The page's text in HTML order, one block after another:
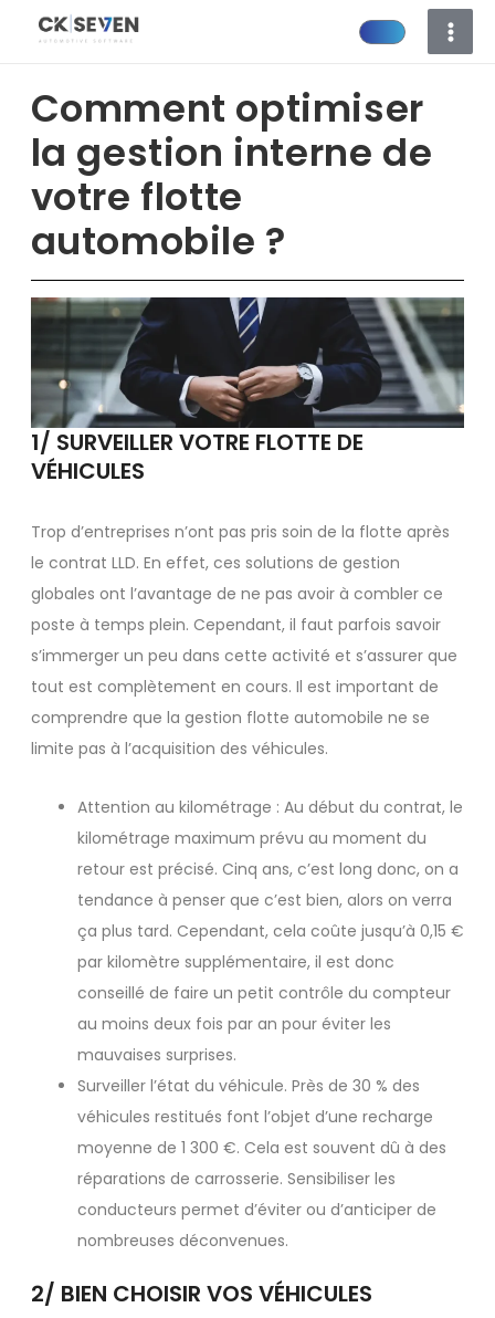
Comment optimiser
la gestion interne de
votre flotte
automobile ?
1/ SURVEILLER VOTRE FLOTTE DE
VÉHICULES
Trop d’entreprises n’ont pas pris soin de la flotte après
le contrat LLD. En effet, ces solutions de gestion
globales ont l’avantage de ne pas avoir à combler ce
poste à temps plein. Cependant, il faut parfois savoir
s’immerger un peu dans cette activité et s’assurer que
tout est complètement en cours. Il est important de
comprendre que la gestion flotte automobile ne se
limite pas à l’acquisition des véhicules.
Attention au kilométrage : Au début du contrat, le
kilométrage maximum prévu au moment du
retour est précisé. Cinq ans, c’est long donc, on a
tendance à penser que c’est bien, alors on verra
ça plus tard. Cependant, cela coûte jusqu’à 0,15 €
par kilomètre supplémentaire, il est donc
conseillé de faire un petit contrôle du compteur
au moins deux fois par an pour éviter les
mauvaises surprises.
Surveiller l’état du véhicule. Près de 30 % des
véhicules restitués font l’objet d’une recharge
moyenne de 1 300 €. Cela est souvent dû à des
réparations de carrosserie. Sensibiliser les
conducteurs permet d’éviter ou d’anticiper de
nombreuses déconvenues.
2/ BIEN CHOISIR VOS VÉHICULES